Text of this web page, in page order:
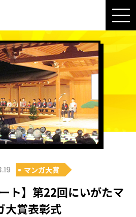
マンガ大賞
ト】第22回にいがたマ
大賞表彰式